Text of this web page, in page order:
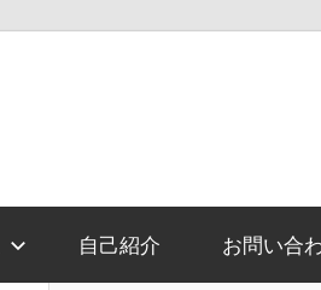
自己紹介 お問い合